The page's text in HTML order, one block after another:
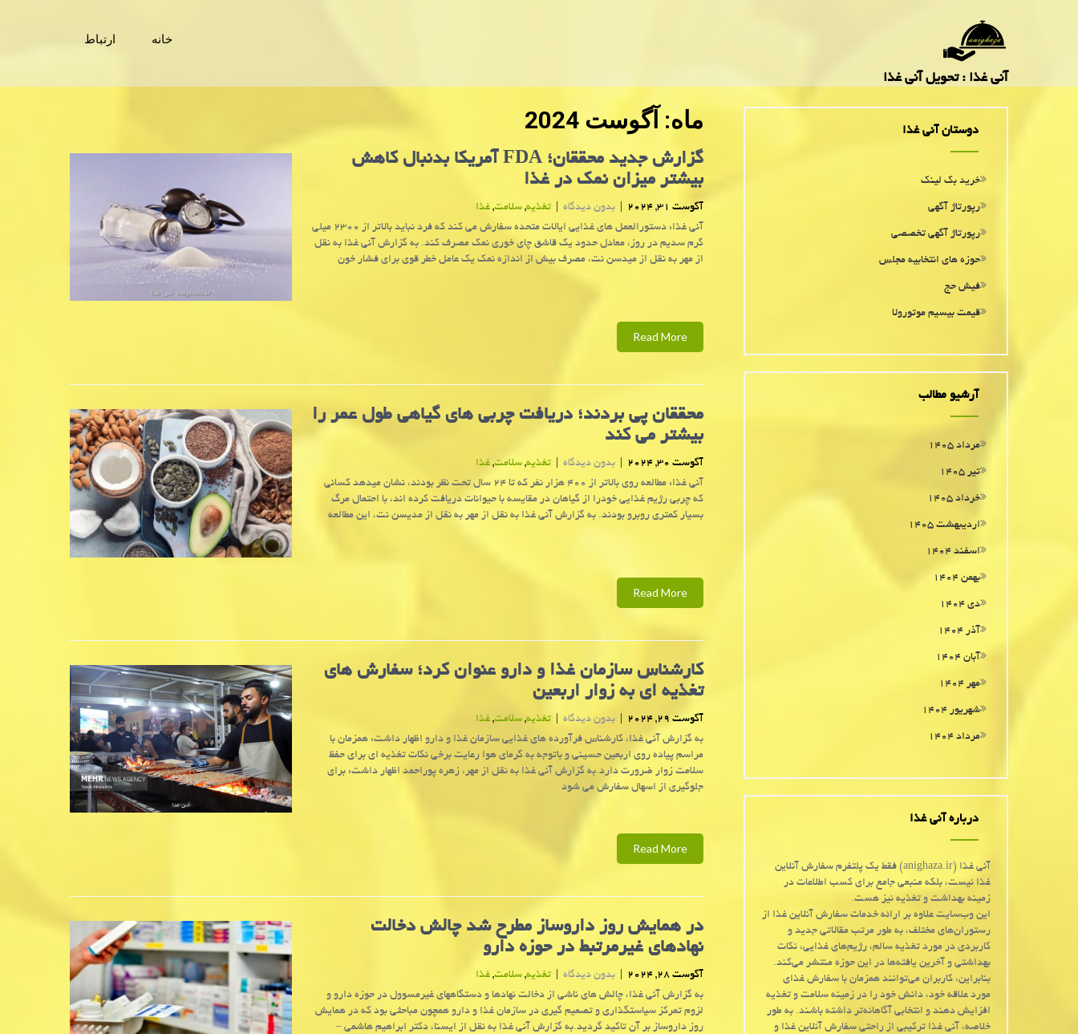
آنی غذا : تحویل آنی غذا
خانه ارتباط
ماه: آگوست 2024
گزارش جدید محققان؛ FDA آمریکا بدنبال کاهش
بیشتر میزان نمک در غذا
آگوست 31, 2024 بدون دیدگاه تغذیه, سلامت, غذا
آنی غذا: دستورالعمل های غذایی ایالات متحده سفارش می کند که فرد نباید بالاتر از ۲۳۰۰ میلی
گرم سدیم در روز، معادل حدود یک قاشق چای خوری نمک مصرف کند. به گزارش آنی غذا به نقل
از مهر به نقل از میدسن نت، مصرف بیش از اندازه نمک یک عامل خطر قوی برای فشار خون
Read More
محققان پی بردند؛ دریافت چربی های گیاهی طول عمر را
بیشتر می کند
آگوست 30, 2024 بدون دیدگاه تغذیه, سلامت, غذا
آنی غذا: مطالعه روی بالاتر از ۴۰۰ هزار نفر که تا ۲۴ سال تحت نظر بودند، نشان میدهد کسانی
که چربی رژیم غذایی خودرا از گیاهان در مقایسه با حیوانات دریافت کرده اند، با احتمال مرگ
بسیار کمتری روبرو بودند. به گزارش آنی غذا به نقل از مهر به نقل از مدیسن نت، این مطالعه
Read More
كارشناس سازمان غذا و دارو عنوان كرد؛ سفارش های
تغذیه ای به زوار اربعین
آگوست 29, 2024 بدون دیدگاه تغذیه, سلامت, غذا
به گزارش آنی غذا، کارشناس فرآورده های غذایی سازمان غذا و دارو اظهار داشت: همزمان با
مراسم پیاده روی اربعین حسینی و باتوجه به گرمای هوا رعایت برخی نکات تغذیه ای برای حفظ
سلامت زوار ضرورت دارد.به گزارش آنی غذا به نقل از مهر، زهره پوراحمد اظهار داشت: برای
جلوگیری از اسهال سفارش می شود
Read More
در همایش روز داروساز مطرح شد چالش دخالت
نهادهای غیرمرتبط در حوزه دارو
آگوست 28, 2024 بدون دیدگاه تغذیه, سلامت, غذا
به گزارش آنی غذا، چالش های ناشی از دخالت نهادها و دستگاههای غیرمسوول در حوزه دارو و
لزوم تمرکز سیاستگذاری و تصمیم گیری در سازمان غذا و دارو همچون مباحثی بود که در همایش
روز داروساز بر آن تاکید گردید.به گزارش آنی غذا به نقل از ایسنا، دکتر ابراهیم هاشمی –
دوستان آنی غذا
خرید بک لینک
رپورتاژ آگهی
رپورتاژ آگهی تخصصی
حوزه های انتخابیه مجلس
فیش حج
قیمت بیسیم موتورولا
آرشیو مطالب
مرداد ۱۴۰۵
تیر ۱۴۰۵
خرداد ۱۴۰۵
اردیبهشت ۱۴۰۵
اسفند ۱۴۰۴
بهمن ۱۴۰۴
دی ۱۴۰۴
آذر ۱۴۰۴
آبان ۱۴۰۴
مهر ۱۴۰۴
شهریور ۱۴۰۴
مرداد ۱۴۰۴
درباره آنی غذا
آنی غذا (anighaza.ir) فقط یک پلتفرم سفارش آنلاین
غذا نیست، بلکه منبعی جامع برای کسب اطلاعات در
زمینه بهداشت و تغذیه نیز هست.
این وب‌سایت علاوه بر ارائه خدمات سفارش آنلاین غذا از
رستوران‌های مختلف، به طور مرتب مقالاتی جدید و
کاربردی در مورد تغذیه سالم، رژیم‌های غذایی، نکات
بهداشتی و آخرین یافته‌ها در این حوزه منتشر می‌کند.
بنابراین، کاربران می‌توانند همزمان با سفارش غذای
مورد علاقه خود، دانش خود را در زمینه سلامت و تغذیه
افزایش دهند و انتخابی آگاهانه‌تر داشته باشند. به طور
خلاصه، آنی غذا ترکیبی از راحتی سفارش آنلاین غذا و